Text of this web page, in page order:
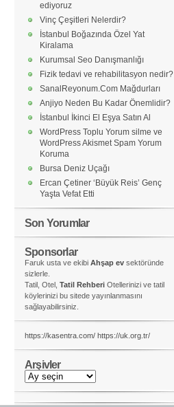
ediyoruz
Vinç Çeşitleri Nelerdir?
İstanbul Boğazında Özel Yat
Kiralama
Kurumsal Seo Danışmanlığı
Fizik tedavi ve rehabilitasyon nedir?
SanalReyonum.Com Mağdurları
Anjiyo Neden Bu Kadar Önemlidir?
İstanbul İkinci El Eşya Satın Al
WordPress Toplu Yorum silme ve
WordPress Akismet Spam Yorum
Koruma
Bursa Deniz Uçağı
Ercan Çetiner ‘Büyük Reis’ Genç
Yaşta Vefat Etti
Son Yorumlar
Sponsorlar
Faruk usta ve ekibi Ahşap ev sektöründe
sizlerle.
Tatil, Otel, Tatil Rehberi Otellerinizi ve tatil
köylerinizi bu sitede yayınlanmasını
sağlayabilirsiniz.
https://kasentra.com/ https://uk.org.tr/
Arşivler
Arşivler